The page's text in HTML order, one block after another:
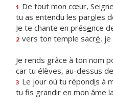
1 De tout mon cœur, Seigne
tu as entendu les paroles
Je te chante en présence
2 vers ton temple sacré,
Je rends grâce à ton nom
car tu élèves, au-dessus
3 Le jour où tu répondis à
tu fis grandir en mon âme